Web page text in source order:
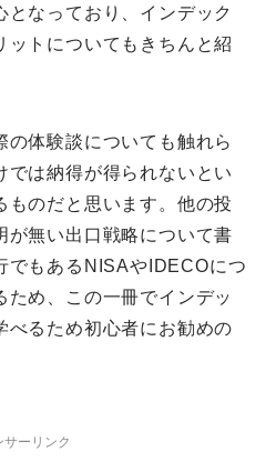
なっており、インデック
ットについてもきちんと紹
体験談についても触れら
では納得が得られないとい
ものだと思います。他の投
が無い出口戦略について書
でもあるNISAやIDECOにつ
ため、この一冊でインデッ
べるため初心者にお勧めの
サーリンク